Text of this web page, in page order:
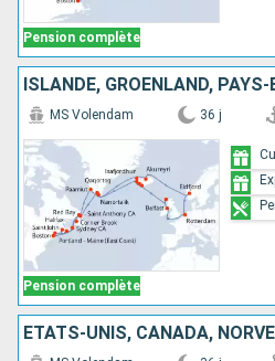
Pension complète
Pension complète
MS Volendam 36 j